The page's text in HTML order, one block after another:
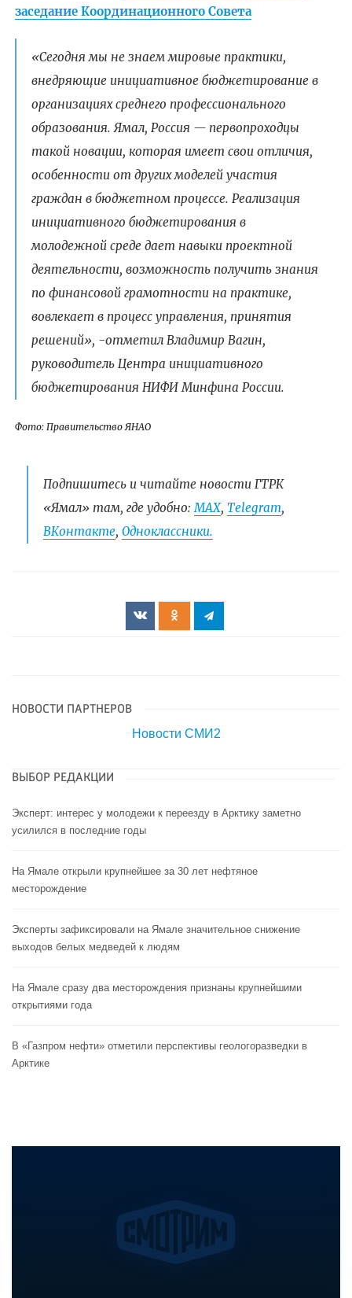
заседание Координационного Совета
«Сегодня мы не знаем мировые практики,
внедряющие инициативное бюджетирование в
организациях среднего профессионального
образования. Ямал, Россия — первопроходцы
такой новации, которая имеет свои отличия,
особенности от других моделей участия
граждан в бюджетном процессе. Реализация
инициативного бюджетирования в
молодежной среде дает навыки проектной
деятельности, возможность получить знания
по финансовой грамотности на практике,
вовлекает в процесс управления, принятия
решений», -отметил Владимир Вагин,
руководитель Центра инициативного
бюджетирования НИФИ Минфина России.
Фото: Правительство ЯНАО
Подпишитесь и читайте новости ГТРК
«Ямал» там, где удобно:МАХ, Telegram,
ВКонтакте, Одноклассники.
НОВОСТИ ПАРТНЕРОВ
Новости СМИ2
ВЫБОР РЕДАКЦИИ
Эксперт: интерес у молодежи к переезду в Арктику заметно
усилился в последние годы
На Ямале открыли крупнейшее за 30 лет нефтяное
месторождение
Эксперты зафиксировали на Ямале значительное снижение
выходов белых медведей к людям
На Ямале сразу два месторождения признаны крупнейшими
открытиями года
В «Газпром нефти» отметили перспективы геологоразведки в
Арктике